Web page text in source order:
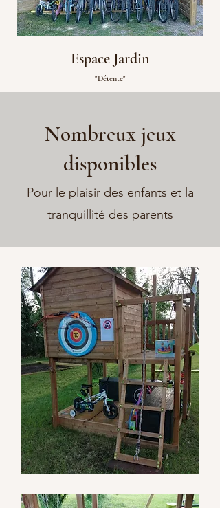
Espace Jardin
"Détente"
Nombreux jeux
disponibles
Pour le plaisir des enfants et la
tranquillité des parents